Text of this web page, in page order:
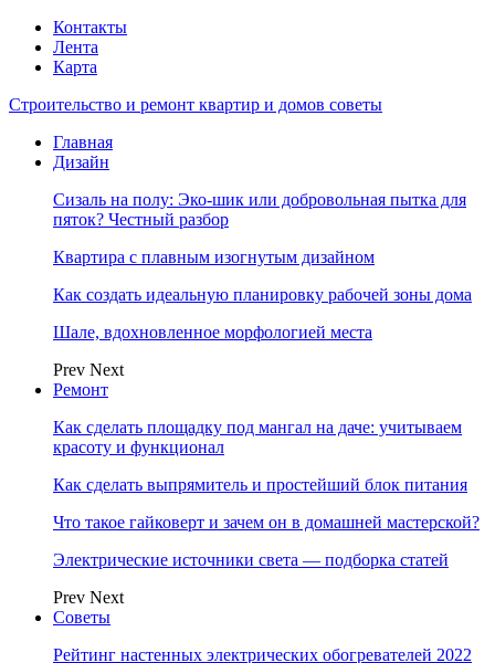
Контакты
Лента
Карта
Строительство и ремонт квартир и домов советы
Главная
Дизайн
Сизаль на полу: Эко-шик или добровольная пытка для
пяток? Честный разбор
Квартира с плавным изогнутым дизайном
Как создать идеальную планировку рабочей зоны дома
Шале, вдохновленное морфологией места
Prev Next
Ремонт
Как сделать площадку под мангал на даче: учитываем
красоту и функционал
Как сделать выпрямитель и простейший блок питания
Что такое гайковерт и зачем он в домашней мастерской?
Электрические источники света — подборка статей
Prev Next
Советы
Рейтинг настенных электрических обогревателей 2022